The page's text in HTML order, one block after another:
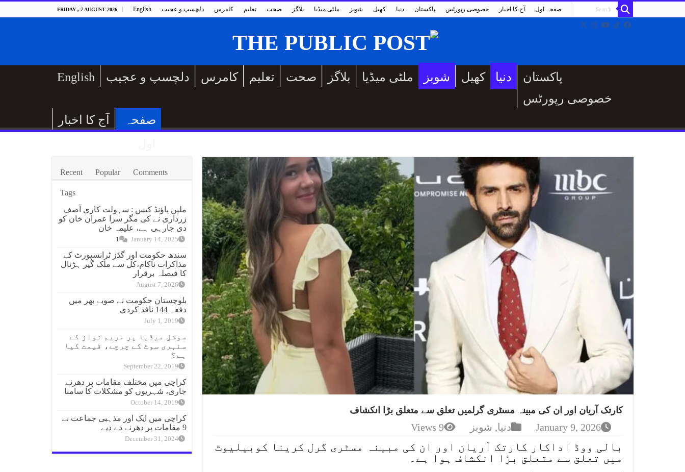
FRIDAY , 7 AUGUST 2026 English دلچسپ و عجیب کامرس تعلیم صحت بلاگز ملٹی میڈیا شوبز کھیل دنیا پاکستان خصوصی رپورٹس آج کا اخبار صفحہ اول
English دلچسپ و عجیب کامرس تعلیم صحت بلاگز ملٹی میڈیا شوبز کھیل دنیا
پاکستان
خصوصی رپورٹس
آج کا اخبار
صفحہ
کارتک آریان اور ان کی مبینہ مسٹری گرلمیں تعلق سے متعلق بڑا انکشاف
January 9, 2026 دنیا, شوبز 9 Views
بالی ووڈ اداکار کارتک آریان اور ان کی مبینہ مسٹری گرل کرینا کوبیلیوٹ
میں تعلق سے متعلق بڑا انکشاف ہوا ہے۔
Recent Popular Comments
Tags
ملین پاؤنڈ کیس : سہولت کاری آصف
زرداری نے کی مگر سزا عمران خان کو
دی جارہی ہے، علیمہ خان
January 14, 2025
1
سندھ حکومت اور گڈز ٹرانسپورٹ کے
مذاکرات ناکام،کل سے ملک گیر ہڑتال
کا فیصلہ برقرار
August 7, 2026
بلوچستان حکومت نے صوبے بھر میں
دفعہ 144 نافذ کردی
July 1, 2019
سوشل میڈیا پر مریم نواز کے
سنہری سوٹ کے چرچے، قیمت کیا
ہے؟
September 22, 2019
کراچی میں مختلف مقامات پر دھرنے
جاری، شہریوں کو مشکلات کا سامنا
October 14, 2019
کراچی میں ایک اور مذہبی جماعت نے
9 مقامات پر دھرنے دے دیے
December 31, 2024